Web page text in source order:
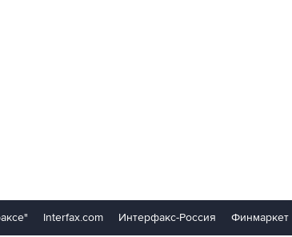
Interfax.com Интерфакс-Россия Финмаркет